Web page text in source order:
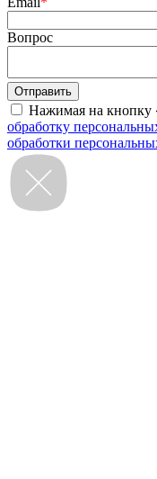
Вопрос
Нажимая на кнопку
обработку
обработки